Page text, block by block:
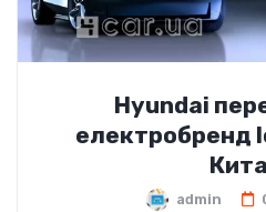
Hyundai
електробренд
admin